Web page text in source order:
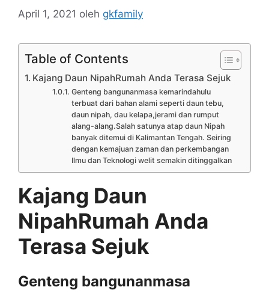
April 1, 2021 oleh gkfamily
Table of Contents
Kajang Daun NipahRumah Anda Terasa Sejuk
Genteng bangunanmasa kemarindahulu
terbuat dari bahan alami seperti daun tebu,
daun nipah, dau kelapa,jerami dan rumput
alang-alang.Salah satunya atap daun Nipah
banyak ditemui di Kalimantan Tengah. Seiring
dengan kemajuan zaman dan perkembangan
Ilmu dan Teknologi welit semakin ditinggalkan
Kajang Daun
NipahRumah Anda
Terasa Sejuk
Genteng bangunanmasa